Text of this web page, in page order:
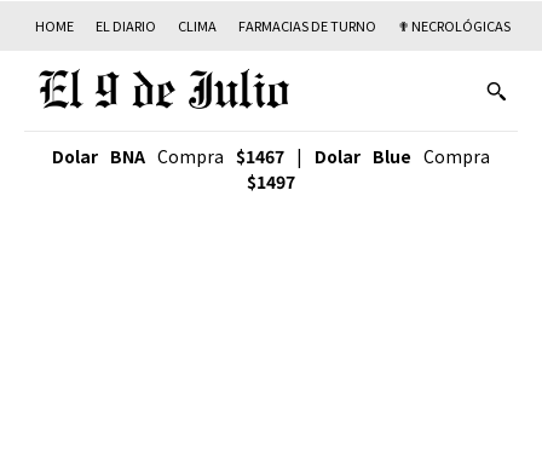
HOME EL DIARIO CLIMA FARMACIAS DE TURNO ✟ NECROLÓGICAS
Dolar BNA Compra $1467 | Dolar Blue Compra
$1497